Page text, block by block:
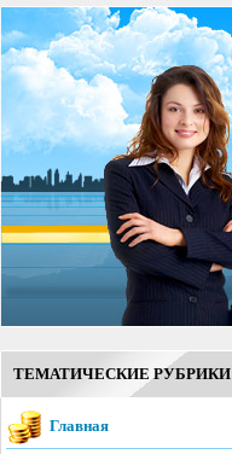
ТЕМАТИЧЕСКИЕ РУБРИКИ
Главная